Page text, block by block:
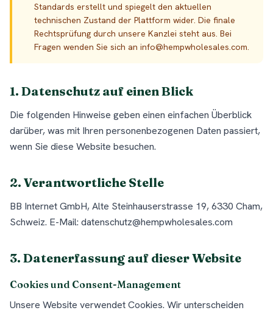
Standards erstellt und spiegelt den aktuellen
technischen Zustand der Plattform wider. Die finale
Rechtsprüfung durch unsere Kanzlei steht aus. Bei
Fragen wenden Sie sich an info@hempwholesales.com.
1. Datenschutz auf einen Blick
Die folgenden Hinweise geben einen einfachen Überblick
darüber, was mit Ihren personenbezogenen Daten passiert,
wenn Sie diese Website besuchen.
2. Verantwortliche Stelle
BB Internet GmbH, Alte Steinhauserstrasse 19, 6330 Cham,
Schweiz. E-Mail: datenschutz@hempwholesales.com
3. Datenerfassung auf dieser Website
Cookies und Consent-Management
Unsere Website verwendet Cookies. Wir unterscheiden